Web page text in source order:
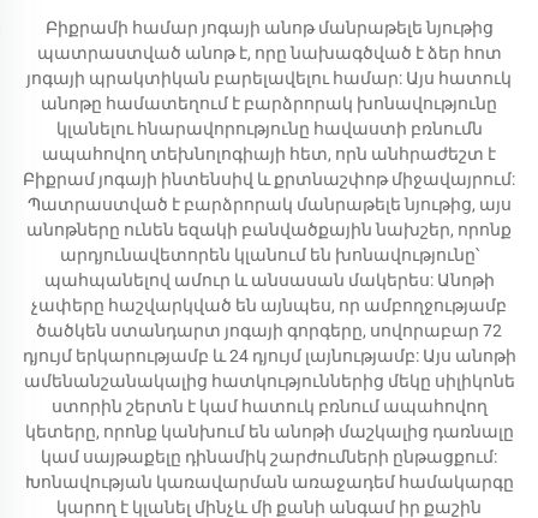
Բիքրամի համար յոգայի անոթ մանրաթելե նյութից
պատրաստված անոթ է, որը նախագծված է ձեր հոտ
յոգայի պրակտիկան բարելավելու համար: Այս հատուկ
անոթը համատեղում է բարձրորակ խոնավությունը
կլանելու հնարավորությունը հավաստի բռնումն
ապահովող տեխնոլոգիայի հետ, որն անհրաժեշտ է
Բիքրամ յոգայի ինտենսիվ և քրտնաշփոթ միջավայրում:
Պատրաստված է բարձրորակ մանրաթելե նյութից, այս
անոթները ունեն եզակի բանվածքային նախշեր, որոնք
արդյունավետորեն կլանում են խոնավությունը՝
պահպանելով ամուր և անսասան մակերես: Անոթի
չափերը հաշվարկված են այնպես, որ ամբողջությամբ
ծածկեն ստանդարտ յոգայի գորգերը, սովորաբար 72
դյույմ երկարությամբ և 24 դյույմ լայնությամբ: Այս անոթի
ամենանշանակալից հատկություններից մեկը սիլիկոնե
ստորին շերտն է կամ հատուկ բռնում ապահովող
կետերը, որոնք կանխում են անոթի մաշկալից դառնալը
կամ սայթաքելը դինամիկ շարժումների ընթացքում:
Խոնավության կառավարման առաջադեմ համակարգը
կարող է կլանել մինչև մի քանի անգամ իր քաշին